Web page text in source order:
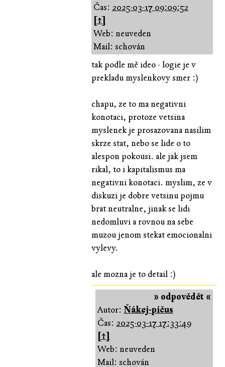
Čas: 2025-03-17 09:09:52
[↑]
Web: neuveden
Mail: schován
tak podle mě ideo - logie je v
prekladu myslenkovy smer :)
chapu, ze to ma negativni
konotaci, protoze vetsina
myslenek je prosazovana nasilim
skrze stat, nebo se lide o to
alespon pokousi. ale jak jsem
rikal, to i kapitalismus ma
negativni konotaci. myslim, ze v
diskuzi je dobre vetsinu pojmu
brat neutralne, jinak se lidi
nedomluvi a rovnou na sebe
muzou jenom stekat emocionalni
vylevy.
ale mozna je to detail :)
» odpovědět «
Autor:Ňákej-pičus
Čas: 2025-03-17 17:33:49
[↑]
Web: neuveden
Mail: schován